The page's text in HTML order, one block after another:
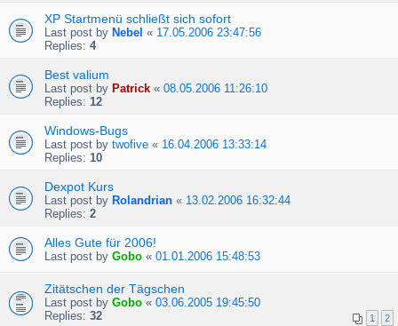
XP Startmenü schließt sich sofort
Last post by Nebel « 17.05.2006 23:47:56
Replies: 4
Best valium
Last post by Patrick « 08.05.2006 11:26:10
Replies: 12
Windows-Bugs
Last post by twofive « 16.04.2006 13:33:14
Replies: 10
Dexpot Kurs
Last post by Rolandrian « 13.02.2006 16:32:44
Replies: 2
Alles Gute für 2006!
Last post by Gobo « 01.01.2006 15:48:53
Zitätschen der Tägschen
Last post by Gobo « 03.06.2005 19:45:50
Replies: 32 1 2